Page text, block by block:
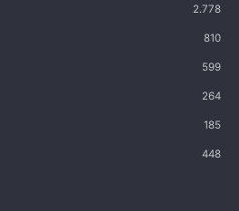
2.778
810
599
264
185
448